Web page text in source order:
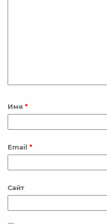
Имя *
Email *
Сайт